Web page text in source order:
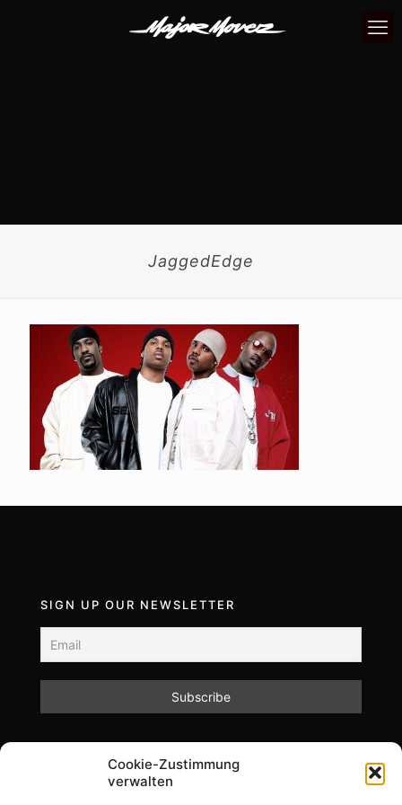
Cookie-Zustimmung
verwalten
JaggedEdge
SIGN UP OUR NEWSLETTER
unsere Datenschutzrichtlinien.